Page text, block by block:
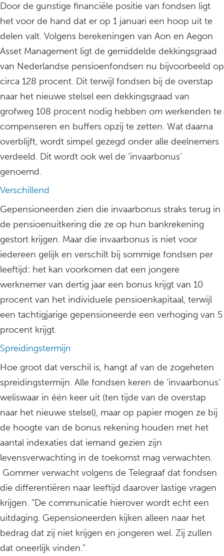
Door de gunstige financiële positie van fondsen ligt
het voor de hand dat er op 1 januari een hoop uit te
delen valt. Volgens berekeningen van Aon en Aegon
Asset Management ligt de gemiddelde dekkingsgraad
van Nederlandse pensioenfondsen nu bijvoorbeeld op
circa 128 procent. Dit terwijl fondsen bij de overstap
naar het nieuwe stelsel een dekkingsgraad van
grofweg 108 procent nodig hebben om werkenden te
compenseren en buffers opzij te zetten. Wat daarna
overblijft, wordt simpel gezegd onder alle deelnemers
verdeeld. Dit wordt ook wel de ’invaarbonus’
genoemd.
Verschillend
Gepensioneerden zien die invaarbonus straks terug in
de pensioenuitkering die ze op hun bankrekening
gestort krijgen. Maar die invaarbonus is niet voor
iedereen gelijk en verschilt bij sommige fondsen per
leeftijd: het kan voorkomen dat een jongere
werknemer van dertig jaar een bonus krijgt van 10
procent van het individuele pensioenkapitaal, terwijl
een tachtigjarige gepensioneerde een verhoging van 5
procent krijgt.
Spreidingstermijn
Hoe groot dat verschil is, hangt af van de zogeheten
spreidingstermijn. Alle fondsen keren de ’invaarbonus’
weliswaar in één keer uit (ten tijde van de overstap
naar het nieuwe stelsel), maar op papier mogen ze bij
de hoogte van de bonus rekening houden met het
aantal indexaties dat iemand gezien zijn
levensverwachting in de toekomst mag verwachten.
Gommer verwacht volgens de Telegraaf dat fondsen
die differentiëren naar leeftijd daarover lastige vragen
krijgen. “De communicatie hierover wordt echt een
uitdaging. Gepensioneerden kijken alleen naar het
bedrag dat zij niet krijgen en jongeren wel. Zij zullen
dat oneerlijk vinden.”